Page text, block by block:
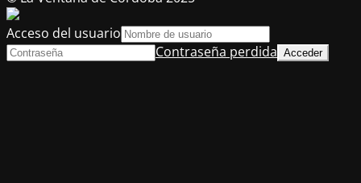
Acceso del usuario
Contraseña perdida